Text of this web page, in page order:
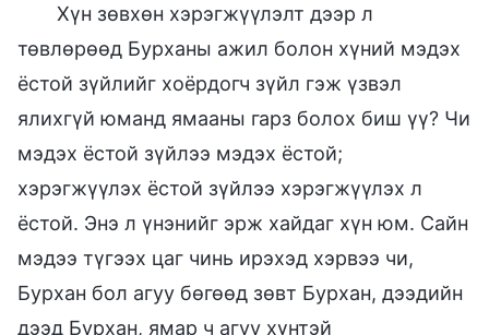
Хүн зөвхөн хэрэгжүүлэлт дээр л
төвлөрөөд Бурханы ажил болон хүний мэдэх
ёстой зүйлийг хоёрдогч зүйл гэж үзвэл
ялихгүй юманд ямааны гарз болох биш үү? Чи
мэдэх ёстой зүйлээ мэдэх ёстой;
хэрэгжүүлэх ёстой зүйлээ хэрэгжүүлэх л
ёстой. Энэ л үнэнийг эрж хайдаг хүн юм. Сайн
мэдээ түгээх цаг чинь ирэхэд хэрвээ чи,
Бурхан бол агуу бөгөөд зөвт Бурхан, дээдийн
дээд Бурхан, ямар ч агуу хүнтэй